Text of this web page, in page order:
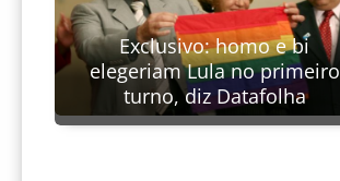
Exclusivo: homo e bi
elegeriam Lula no primeiro
turno, diz Datafolha